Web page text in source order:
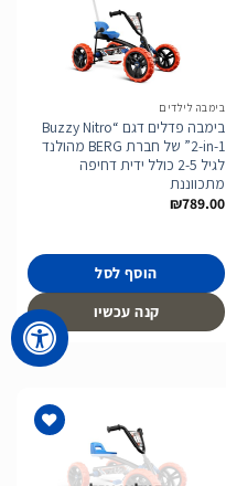
בימבה לילדים
בימבה פדלים דגם “Buzzy Nitro
2-in-1” של חברת BERG מהולנד
לגיל 2-5 כולל ידית דחיפה
מתכווננת
₪789.00
הוסף לסל
קנה עכשיו